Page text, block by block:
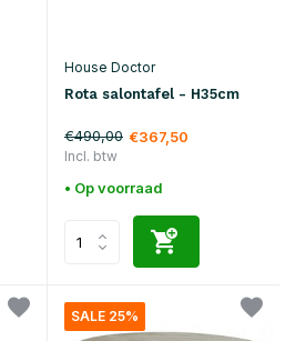
House Doctor
Rota salontafel - H35cm
€490,00 €367,50
Incl. btw
• Op voorraad
SALE 25%